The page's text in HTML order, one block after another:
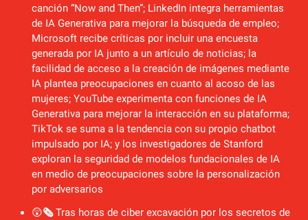
canción “Now and Then”; LinkedIn integra herramientas
de IA Generativa para mejorar la búsqueda de empleo;
Microsoft recibe críticas por incluir una encuesta
generada por IA junto a un artículo de noticias; la
facilidad de acceso a la creación de imágenes mediante
IA plantea preocupaciones en cuanto al acoso de las
mujeres; YouTube experimenta con funciones de IA
Generativa para mejorar la interacción en su plataforma;
TikTok se suma a la tendencia con su propio chatbot
impulsado por IA; y los investigadores de Stanford
exploran la seguridad de modelos fundacionales de IA
en medio de preocupaciones sobre la personalización
por adversarios
😲🗞️ Tras horas de ciber excavación por los secretos de